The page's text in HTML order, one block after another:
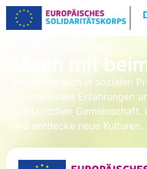
springen
Mach mit
Engagiere dich in sozialen
internationale Erfahrungen
solidarischen
und entdecke neue Kulturen.